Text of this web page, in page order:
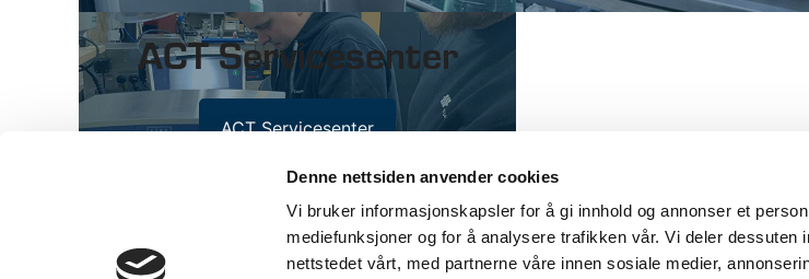
Denne nettsiden anvender cookies
Vi bruker informasjonskapsler for å gi innhold og annonser et
mediefunksjoner og for å analysere trafikken vår. Vi deler dessuten
nettstedet vårt, med partnerne våre innen sosiale medier,
ACT Servicesenter
ACT Servicesenter
Registrer RMA-skjema